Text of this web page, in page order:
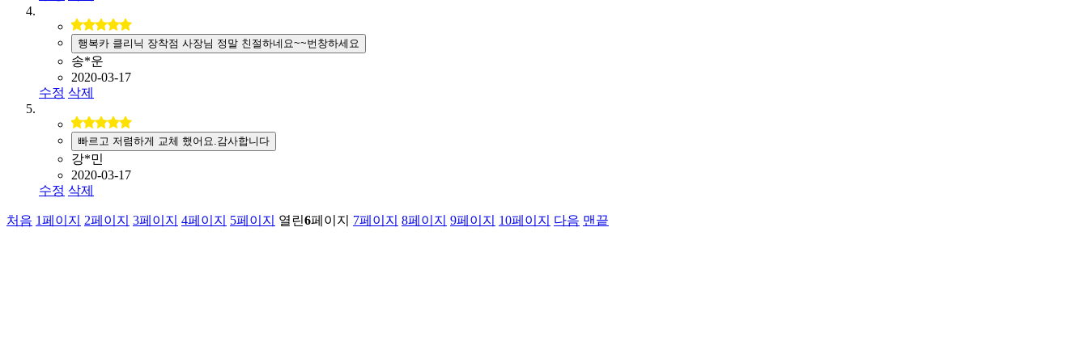
행복카 클리닉 장착점 사장님 정말 친절하네요~~번창하세요
송*운
2020-03-17
수정 삭제
빠르고 저렴하게 교체 했어요.감사합니다
강*민
2020-03-17
수정 삭제
처음 1페이지 2페이지 3페이지 4페이지 5페이지 열린6페이지 7페이지 8페이지 9페이지 10페이지 다음 맨끝